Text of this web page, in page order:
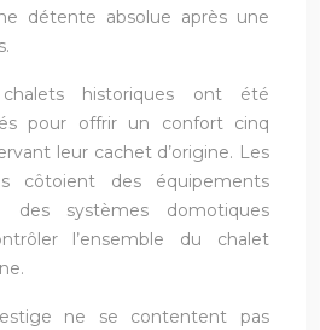
détente absolue après une
historiques ont été
pour offrir un confort cinq
leur cachet d’origine. Les
côtoient des équipements
des systèmes domotiques
l’ensemble du chalet
ne se contentent pas